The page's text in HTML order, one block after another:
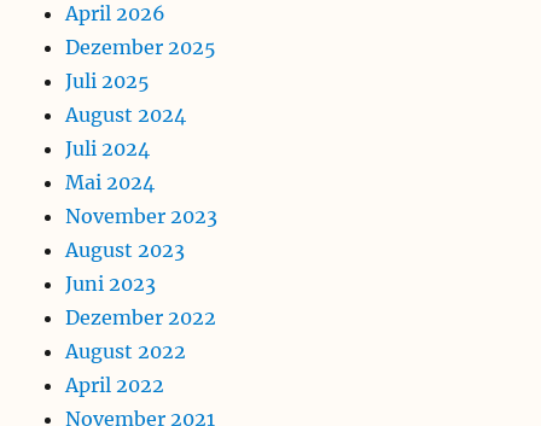
April 2026
Dezember 2025
Juli 2025
August 2024
Juli 2024
Mai 2024
November 2023
August 2023
Juni 2023
Dezember 2022
August 2022
April 2022
November 2021